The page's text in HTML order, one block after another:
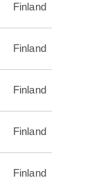
Finland
Finland
Finland
Finland
Finland